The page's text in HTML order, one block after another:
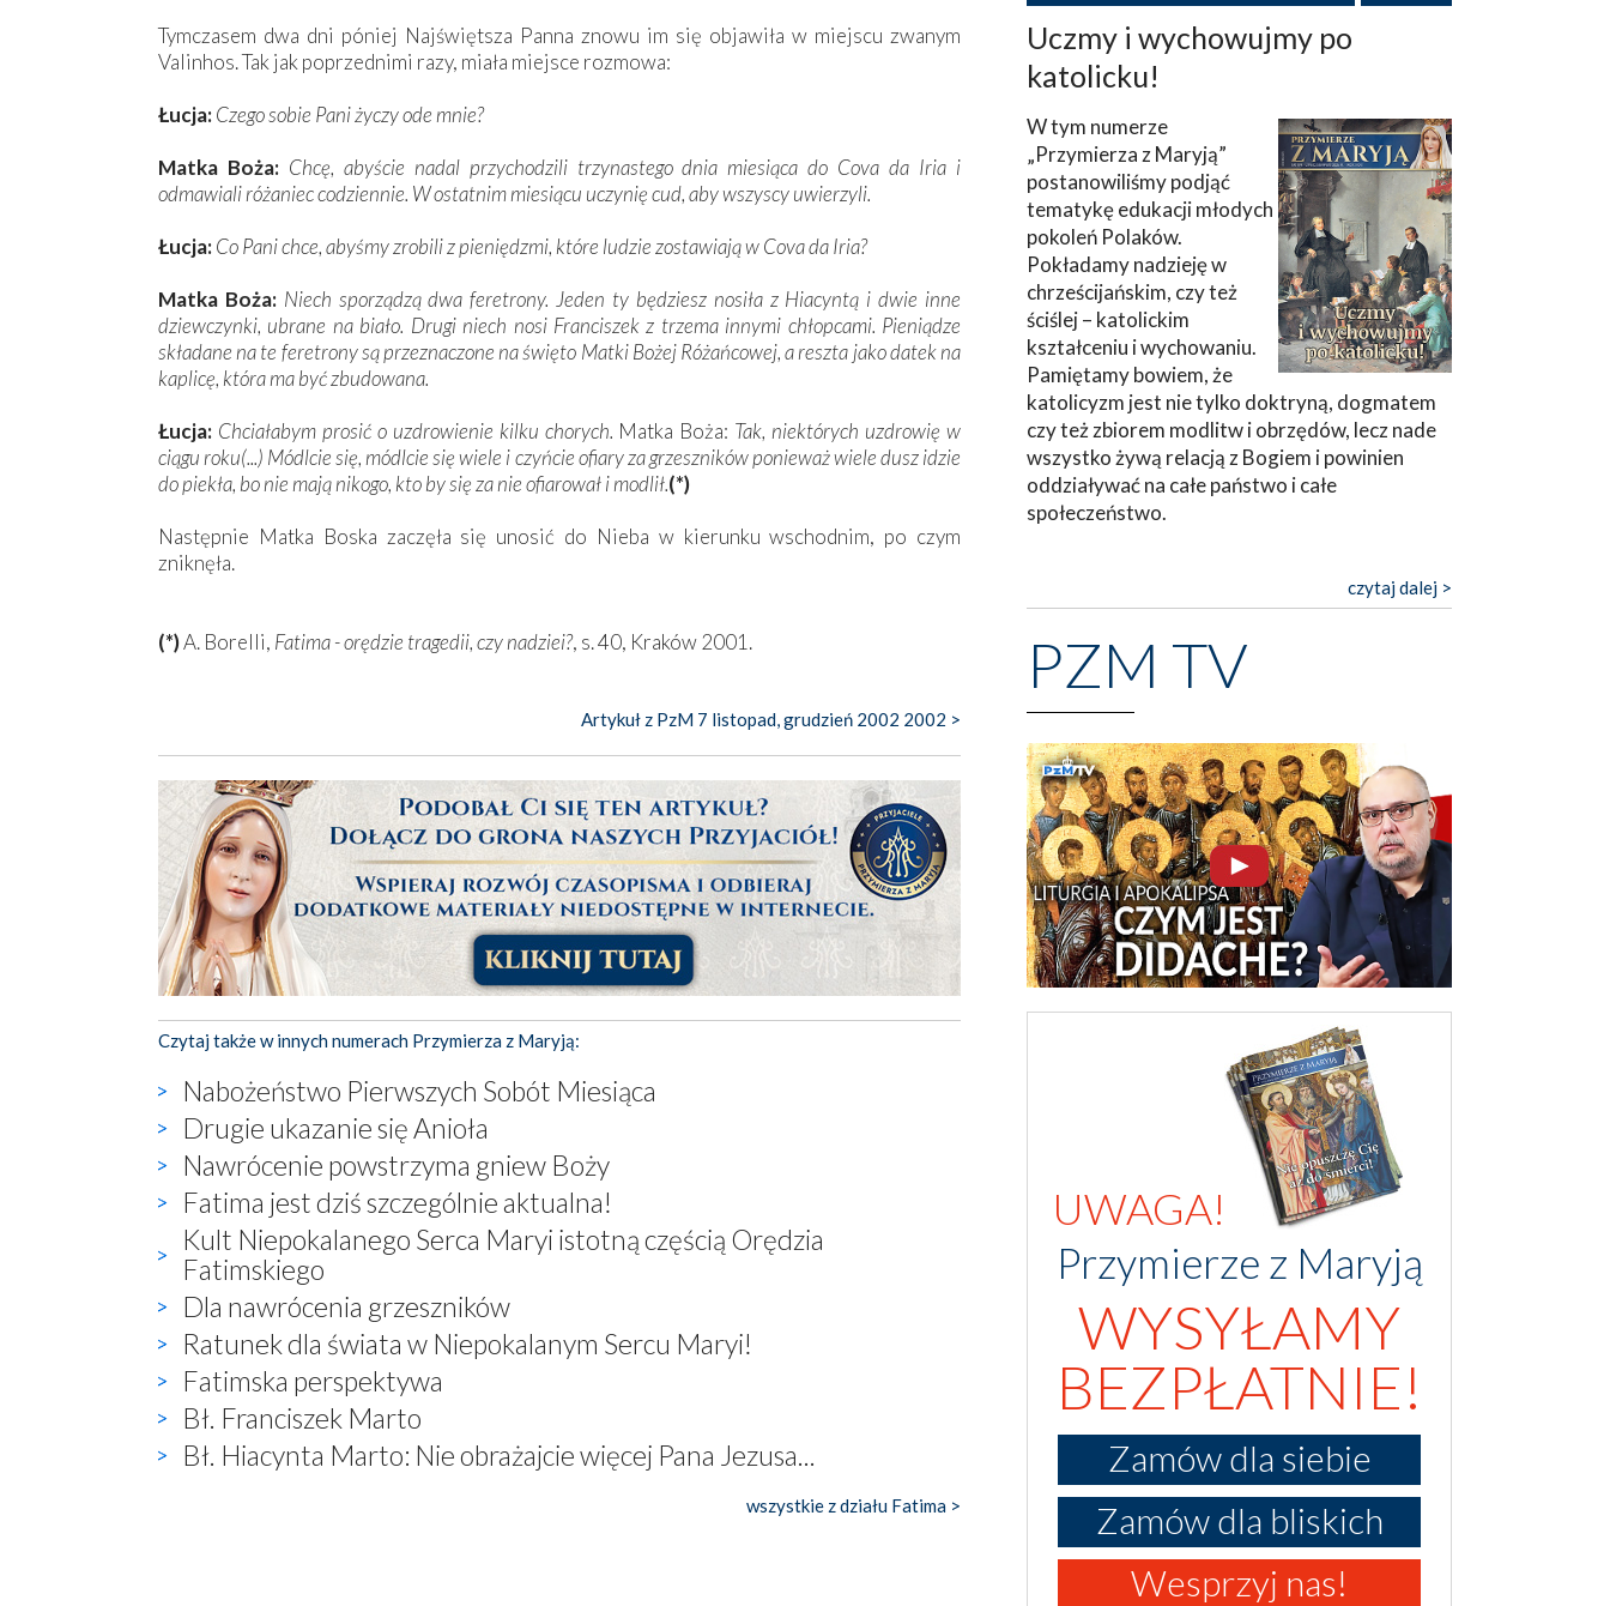
Tymczasem dwa dni póniej Najświętsza Panna znowu im się objawiła w miejscu zwanym
Valinhos. Tak jak poprzednimi razy, miała miejsce rozmowa:
Łucja:Czego sobie Pani życzy ode mnie?
Matka Boża: Chcę, abyście nadal przychodzili trzynastego dnia miesiąca do Cova da Iria i
odmawiali różaniec codziennie. W ostatnim miesiącu uczynię cud, aby wszyscy uwierzyli.
Łucja:Co Pani chce, abyśmy zrobili z pieniędzmi, które ludzie zostawiają w Cova da Iria?
Matka Boża: Niech sporządzą dwa feretrony. Jeden ty będziesz nosiła z Hiacyntą i dwie inne
dziewczynki, ubrane na biało. Drugi niech nosi Franciszek z trzema innymi chłopcami. Pieniądze
składane na te feretrony są przeznaczone na święto Matki Bożej Różańcowej, a reszta jako datek na
kaplicę, która ma być zbudowana.
Łucja: Chciałabym prosić o uzdrowienie kilku chorych. Matka Boża: Tak, niektórych uzdrowię w
ciągu roku(...) Módlcie się, módlcie się wiele i czyńcie ofiary za grzeszników ponieważ wiele dusz idzie
do piekła, bo nie mają nikogo, kto by się za nie ofiarował i modlił.(*)
Następnie Matka Boska zaczęła się unosić do Nieba w kierunku wschodnim, po czym
zniknęła.
(*)A. Borelli, Fatima - orędzie tragedii, czy nadziei?, s. 40, Kraków 2001.
Artykuł z PzM 7 listopad, grudzień 2002 2002 >
Czytaj także w innych numerach Przymierza z Maryją:
Nabożeństwo Pierwszych Sobót Miesiąca
Drugie ukazanie się Anioła
Nawrócenie powstrzyma gniew Boży
Fatima jest dziś szczególnie aktualna!
Kult Niepokalanego Serca Maryi istotną częścią Orędzia
Fatimskiego
Dla nawrócenia grzeszników
Ratunek dla świata w Niepokalanym Sercu Maryi!
Fatimska perspektywa
Bł. Franciszek Marto
Bł. Hiacynta Marto: Nie obrażajcie więcej Pana Jezusa...
wszystkie z działu Fatima >
Uczmy i wychowujmy po
katolicku!
W tym numerze
„Przymierza z Maryją”
postanowiliśmy podjąć
tematykę edukacji młodych
pokoleń Polaków.
Pokładamy nadzieję w
chrześcijańskim, czy też
ściślej – katolickim
kształceniu i wychowaniu.
Pamiętamy bowiem, że
katolicyzm jest nie tylko doktryną, dogmatem
czy też zbiorem modlitw i obrzędów, lecz nade
wszystko żywą relacją z Bogiem i powinien
oddziaływać na całe państwo i całe
społeczeństwo.
czytaj dalej >
PZM TV
UWAGA!
Przymierze z Maryją
WYSYŁAMY
BEZPŁATNIE!
Zamów dla siebie
Zamów dla bliskich
Wesprzyj nas!